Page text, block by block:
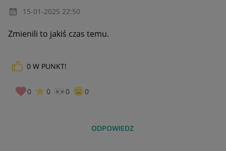
‎15-01-2025 22:50
Zmienili to jakiś czas temu.
0 W PUNKT!
0 0 0 0
ODPOWIEDZ